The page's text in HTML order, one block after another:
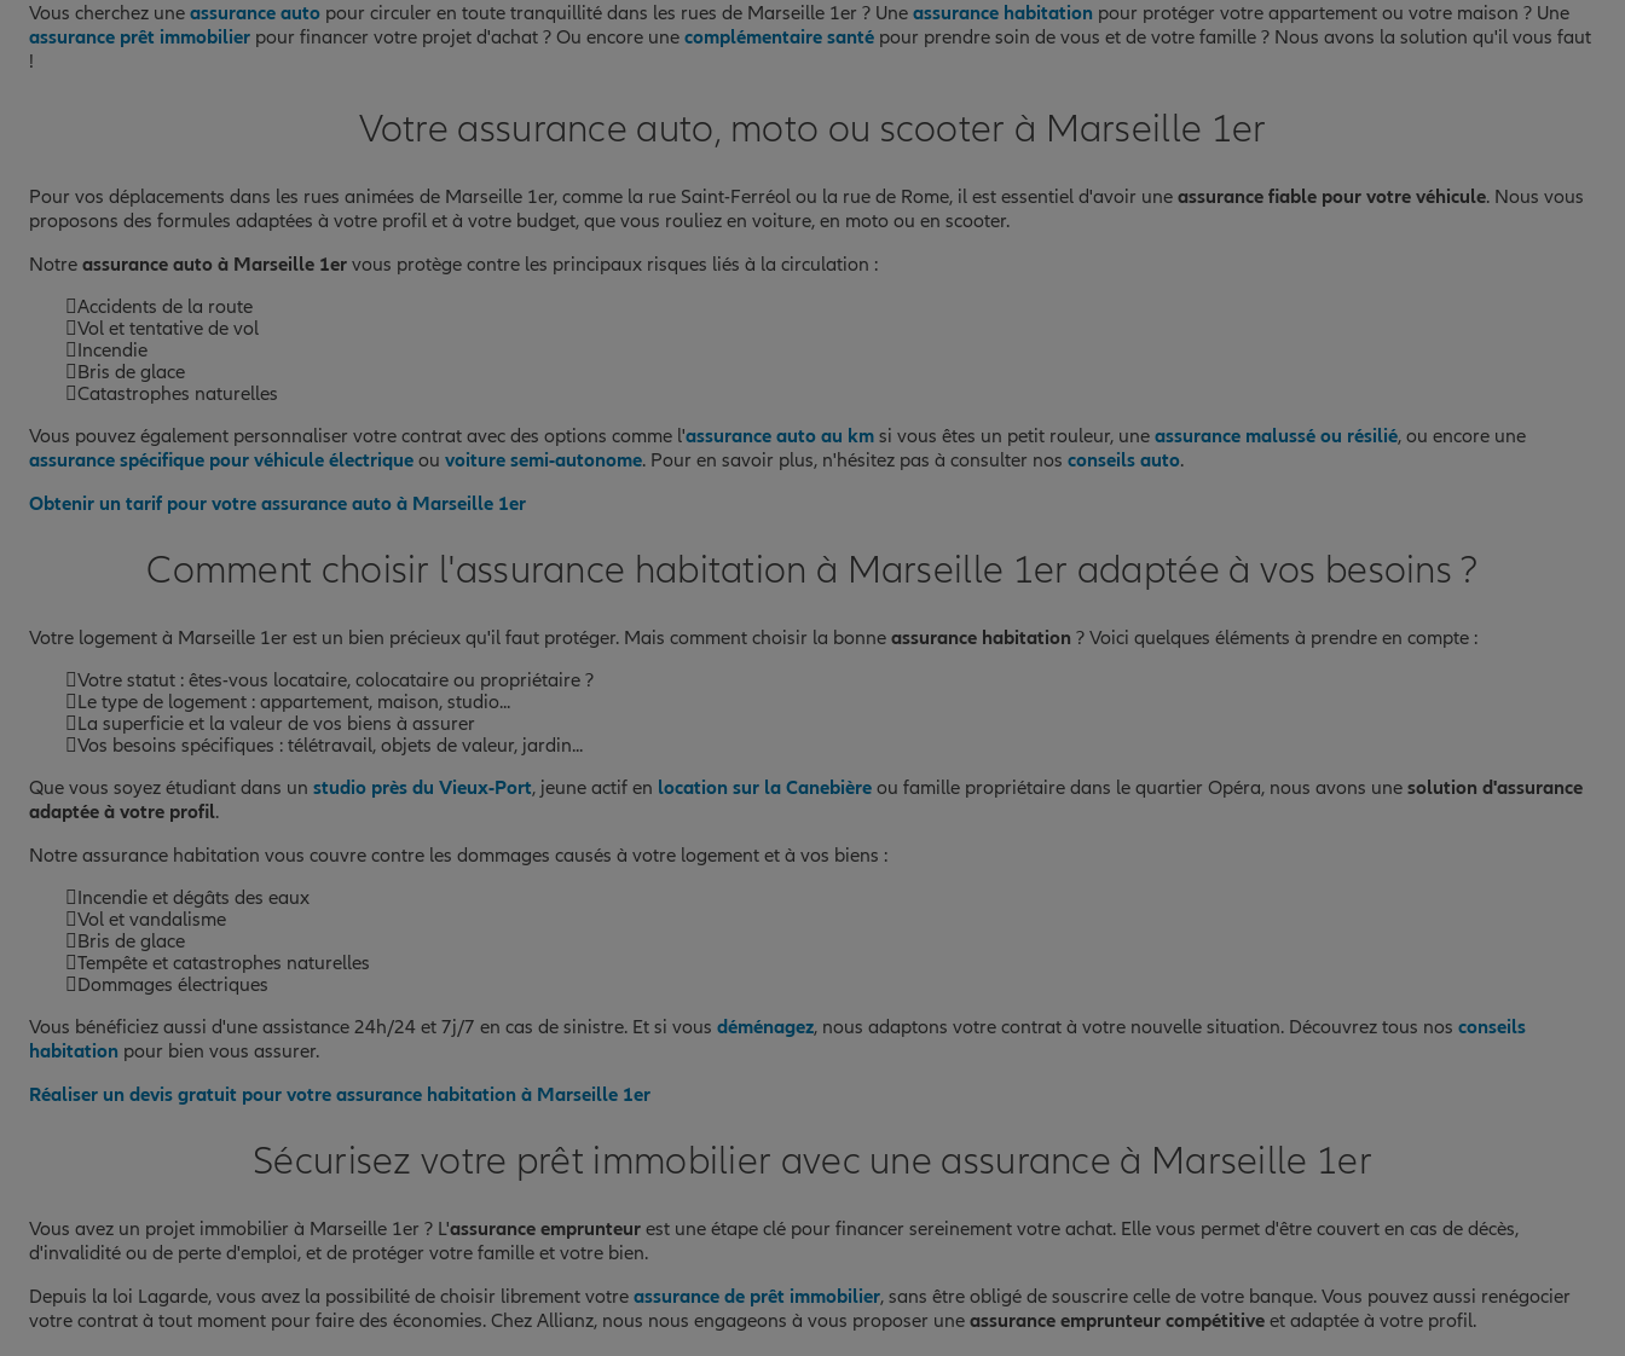
Vous cherchez une assurance auto pour circuler en toute tranquillité dans les rues de Marseille 1er ? Une assurance habitation pour protéger votre appartement ou votre maison ? Une
assurance prêt immobilier pour financer votre projet d'achat ? Ou encore une complémentaire santé pour prendre soin de vous et de votre famille ? Nous avons la solution qu'il vous faut
!
Votre assurance auto, moto ou scooter à Marseille 1er
Pour vos déplacements dans les rues animées de Marseille 1er, comme la rue Saint-Ferréol ou la rue de Rome, il est essentiel d'avoir une assurance fiable pour votre véhicule. Nous vous
proposons des formules adaptées à votre profil et à votre budget, que vous rouliez en voiture, en moto ou en scooter.
Notre assurance auto à Marseille 1er vous protège contre les principaux risques liés à la circulation :
Accidents de la route
Vol et tentative de vol
Incendie
Bris de glace
Catastrophes naturelles
Vous pouvez également personnaliser votre contrat avec des options comme l'assurance auto au km si vous êtes un petit rouleur, une assurance malussé ou résilié, ou encore une
assurance spécifique pour véhicule électrique ou voiture semi-autonome. Pour en savoir plus, n'hésitez pas à consulter nos conseils auto.
Obtenir un tarif pour votre assurance auto à Marseille 1er
Comment choisir l'assurance habitation à Marseille 1er adaptée à vos besoins ?
Votre logement à Marseille 1er est un bien précieux qu'il faut protéger. Mais comment choisir la bonne assurance habitation ? Voici quelques éléments à prendre en compte :
Votre statut : êtes-vous locataire, colocataire ou propriétaire ?
Le type de logement : appartement, maison, studio...
La superficie et la valeur de vos biens à assurer
Vos besoins spécifiques : télétravail, objets de valeur, jardin...
Que vous soyez étudiant dans un studio près du Vieux-Port, jeune actif en location sur la Canebière ou famille propriétaire dans le quartier Opéra, nous avons une solution d'assurance
adaptée à votre profil.
Notre assurance habitation vous couvre contre les dommages causés à votre logement et à vos biens :
Incendie et dégâts des eaux
Vol et vandalisme
Bris de glace
Tempête et catastrophes naturelles
Dommages électriques
Vous bénéficiez aussi d'une assistance 24h/24 et 7j/7 en cas de sinistre. Et si vous déménagez, nous adaptons votre contrat à votre nouvelle situation. Découvrez tous nos conseils
habitation pour bien vous assurer.
Réaliser un devis gratuit pour votre assurance habitation à Marseille 1er
Sécurisez votre prêt immobilier avec une assurance à Marseille 1er
Vous avez un projet immobilier à Marseille 1er ? L'assurance emprunteur est une étape clé pour financer sereinement votre achat. Elle vous permet d'être couvert en cas de décès,
d'invalidité ou de perte d'emploi, et de protéger votre famille et votre bien.
Depuis la loi Lagarde, vous avez la possibilité de choisir librement votre assurance de prêt immobilier, sans être obligé de souscrire celle de votre banque. Vous pouvez aussi renégocier
votre contrat à tout moment pour faire des économies. Chez Allianz, nous nous engageons à vous proposer une assurance emprunteur compétitive et adaptée à votre profil.